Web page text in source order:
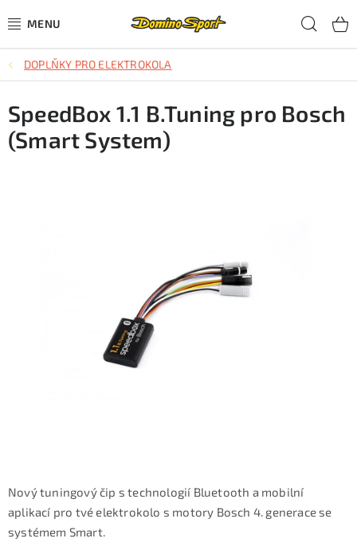
na
CYKLISTIKA
SJEZDOVÉ LYŽOVÁNÍ
SKIALPOVÉ LYŽOVÁNÍ
DOPLŇKY PRO ELEKTROKOLA
Nový tuningový čip s technologií Bluetooth a mobilní
aplikací pro tvé elektrokolo s motory Bosch 4. generace se
systémem Smart.
SpeedBox 1.1 B.Tuning pro Bosch
(Smart System)